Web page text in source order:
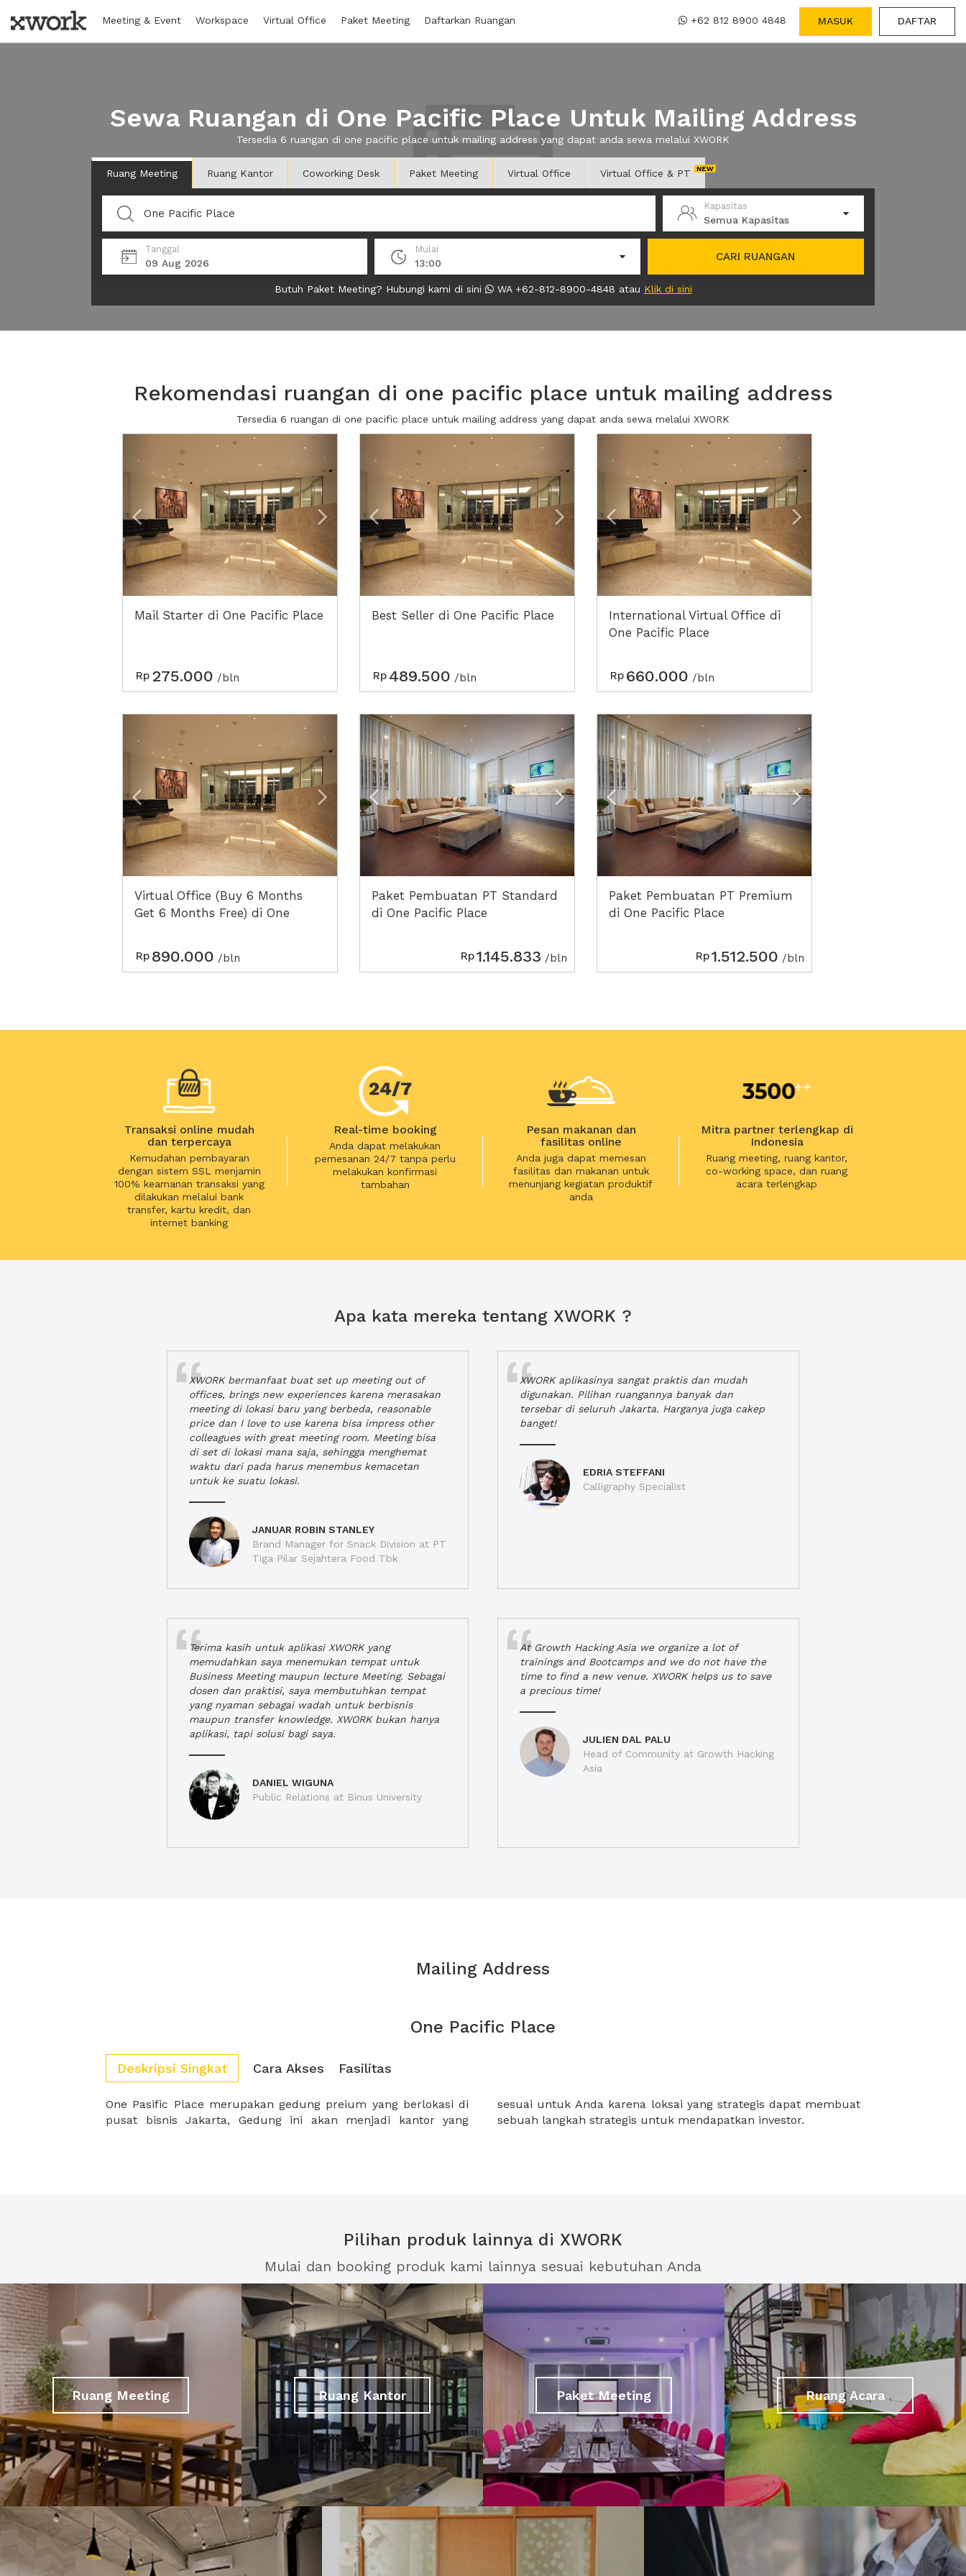
Meeting & Event Workspace Virtual Office Paket Meeting Daftarkan Ruangan +62 812 8900 4848 MASUK DAFTAR
Sewa Ruangan di One Pacific Place Untuk Mailing Address
Tersedia 6 ruangan di one pacific place untuk mailing address yang dapat anda sewa melalui XWORK
Ruang Meeting Ruang Kantor Coworking Desk Paket Meeting Virtual Office Virtual Office & PT
Kapasitas
Semua Kapasitas
Tanggal
09 Aug 2026
Mulai
13:00
CARI RUANGAN
Butuh Paket Meeting? Hubungi kami di sini WA +62-812-8900-4848 atau Klik di sini
Rekomendasi ruangan di one pacific place untuk mailing address
Tersedia 6 ruangan di one pacific place untuk mailing address yang dapat anda sewa melalui XWORK
Mail Starter di One Pacific Place
Rp 275.000 /bln
Best Seller di One Pacific Place
Rp 489.500 /bln
International Virtual Office di
One Pacific Place
Rp 660.000 /bln
Virtual Office (Buy 6 Months
Get 6 Months Free) di One
Rp 890.000 /bln
Previous Next2
Paket Pembuatan PT Standard
di One Pacific Place
Rp1.145.833 /bln
Previous Next2
Paket Pembuatan PT Premium
di One Pacific Place
Rp1.512.500 /bln
Transaksi online mudah
dan terpercaya
Kemudahan pembayaran
dengan sistem SSL menjamin
100% keamanan transaksi yang
dilakukan melalui bank
transfer, kartu kredit, dan
internet banking
Real-time booking
Anda dapat melakukan
pemesanan 24/7 tanpa perlu
melakukan konfirmasi
tambahan
Pesan makanan dan
fasilitas online
Anda juga dapat memesan
fasilitas dan makanan untuk
menunjang kegiatan produktif
anda
Mitra partner terlengkap di
Indonesia
Ruang meeting, ruang kantor,
co-working space, dan ruang
acara terlengkap
Apa kata mereka tentang XWORK ?
XWORK bermanfaat buat set up meeting out of
offices, brings new experiences karena merasakan
meeting di lokasi baru yang berbeda, reasonable
price dan I love to use karena bisa impress other
colleagues with great meeting room. Meeting bisa
di set di lokasi mana saja, sehingga menghemat
waktu dari pada harus menembus kemacetan
untuk ke suatu lokasi.
JANUAR ROBIN STANLEY
Brand Manager for Snack Division at PT
Tiga Pilar Sejahtera Food Tbk
XWORK aplikasinya sangat praktis dan mudah
digunakan. Pilihan ruangannya banyak dan
tersebar di seluruh Jakarta. Harganya juga cakep
banget!
EDRIA STEFFANI
Calligraphy Specialist
Terima kasih untuk aplikasi XWORK yang
memudahkan saya menemukan tempat untuk
Business Meeting maupun lecture Meeting. Sebagai
dosen dan praktisi, saya membutuhkan tempat
yang nyaman sebagai wadah untuk berbisnis
maupun transfer knowledge. XWORK bukan hanya
aplikasi, tapi solusi bagi saya.
DANIEL WIGUNA
Public Relations at Binus University
At Growth Hacking Asia we organize a lot of
trainings and Bootcamps and we do not have the
time to find a new venue. XWORK helps us to save
a precious time!
JULIEN DAL PALU
Head of Community at Growth Hacking
Asia
Mailing Address
One Pacific Place
Deskripsi Singkat Cara Akses Fasilitas
One Pasific Place merupakan gedung preium yang berlokasi di
pusat bisnis Jakarta, Gedung ini akan menjadi kantor yang
sesuai untuk Anda karena loksai yang strategis dapat membuat
sebuah langkah strategis untuk mendapatkan investor.
Pilihan produk lainnya di XWORK
Mulai dan booking produk kami lainnya sesuai kebutuhan Anda
Ruang Meeting Ruang Kantor Paket Meeting Ruang Acara